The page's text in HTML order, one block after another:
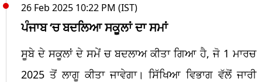
26 Feb 2025 10:22 PM (IST)
ਪੰਜਾਬ ‘ਚ ਬਦਲਿਆ ਸਕੂਲਾਂ ਦਾ ਸਮਾਂ
ਸੂਬੇ ਦੇ ਸਕੂਲਾਂ ਦੇ ਸਮੇਂ ਚ ਬਦਲਾਅ ਕੀਤਾ ਗਿਆ ਹੈ, ਜੋ 1 ਮਾਰਚ
2025 ਤੋਂ ਲਾਗੂ ਕੀਤਾ ਜਾਵੇਗਾ। ਸਿੱਖਿਆ ਵਿਭਾਗ ਵੱਲੋਂ ਜਾਰੀ